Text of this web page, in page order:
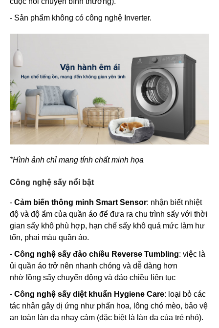
- Sản phẩm không có công nghệ Inverter.
*Hình ảnh chỉ mang tính chất minh họa
Công nghệ sấy nổi bật
- Cảm biến thông minh Smart Sensor: nhận biết nhiệt
độ và độ ẩm của quần áo để đưa ra chu trình sấy với thời
gian sấy khô phù hợp, hạn chế sấy khô quá mức làm hư
tổn, phai màu quần áo.
- Công nghệ sấy đảo chiều Reverse Tumbling: việc là
ủi quần áo trở nên nhanh chóng và dễ dàng hơn
nhờ lồng sấy chuyển động và đảo chiều liên tục
- Công nghệ sấy diệt khuẩn Hygiene Care: loại bỏ các
tác nhân gây dị ứng như phấn hoa, lông chó mèo, bảo vệ
an toàn làn da nhạy cảm (đặc biệt là làn da của trẻ nhỏ).